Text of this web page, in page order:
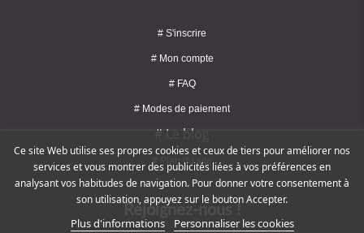
# S'inscrire
# Mon compte
# FAQ
# Modes de paiement
# Le blog
# Plan du site
Rejoignez-nous !
Ce site Web utilise ses propres cookies et ceux de tiers pour améliorer nos
services et vous montrer des publicités liées à vos préférences en
analysant vos habitudes de navigation. Pour donner votre consentement à
son utilisation, appuyez sur le bouton Accepter.
Plus d'informations Personnaliser les cookies